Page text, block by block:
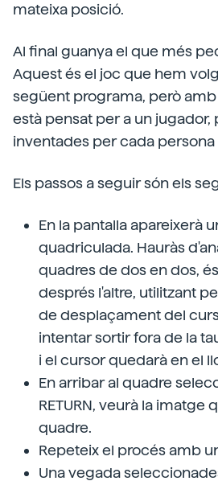
mateixa posició.
Al final guanya el que més
Aquest és el joc que hem
següent programa, però
està pensat per a un
inventades per cada
Els passos a seguir són els
En la pantalla apareixerà
quadriculada. Hauràs
quadres de dos en dos,
després l'altre, utilitzant
de desplaçament del
intentar sortir fora de la
i el cursor quedarà en el
En arribar al quadre
RETURN, veurà la imatge
quadre.
Repeteix el procés amb
Una vegada